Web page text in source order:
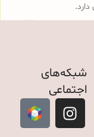
شبکه‌های
اجتماعی